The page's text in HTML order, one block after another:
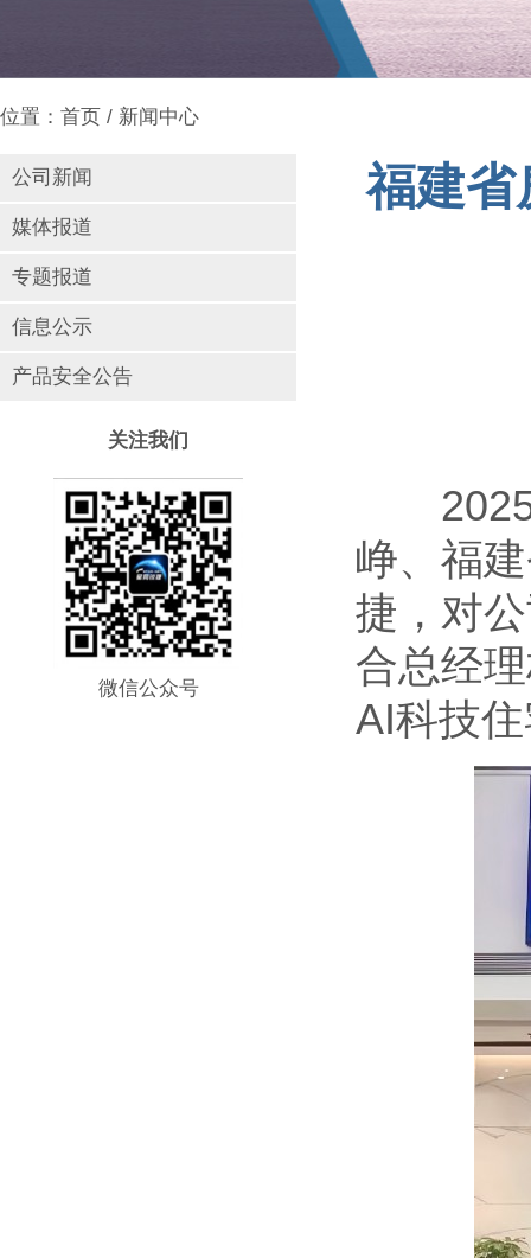
位置： 首页 / 新闻中心
公司新闻
媒体报道
专题报道
信息公示
产品安全公告
关注我们
微信公众号
福建省
2025
峥、福
捷，对
合总经
AI科技